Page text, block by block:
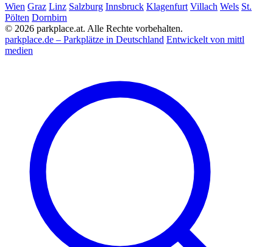
Wien Graz Linz Salzburg Innsbruck Klagenfurt Villach Wels St.
Pölten Dornbirn
© 2026 parkplace.at. Alle Rechte vorbehalten.
parkplace.de – Parkplätze in Deutschland Entwickelt von mittl
medien